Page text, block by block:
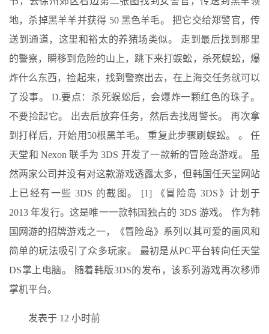
地，杀掉黑羊羊并获得 50 黑色羊毛。 把它交给郑警官，传
送到通道，这里和裕太的养猪场类似。 走到最后找到那里
的警察，瞬移到危险的山上，跳下来打蜈蚣，杀死蜈蚣，爆
炸什么东西，捡起来，找到警察出去，在上海交任务就可以
了没事。 D.要点：杀死蜈蚣后，会爆炸一颗红色的珠子。
不要捡起它。 出去后放弃任务，然后去找周警长。 再次拿
到打样后，开始用50根黑羊毛。 重复此步骤刷蜈蚣。 。 任
天堂和 Nexon 联手为 3DS 开发了一款新的冒险岛游戏。 虽
然两家公司并没有对这款游戏透露太多，但韩国任天堂网站
上已经有一些 3DS 的截图。 [1] 《冒险岛 3DS》计划于
2013 年发行。这是唯一一款韩国独占的 3DS 游戏。 作为韩
国网游的招牌游戏之一，《冒险岛》系列以其可爱的画风和
简单的玩法吸引了众多玩家。 最初是从PC平台转向任天堂
DS掌上电脑。 随着韩版3DS的发布，该系列游戏再次移师
掌机平台。
发表于 12 小时前